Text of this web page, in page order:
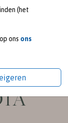
(het
ons ons